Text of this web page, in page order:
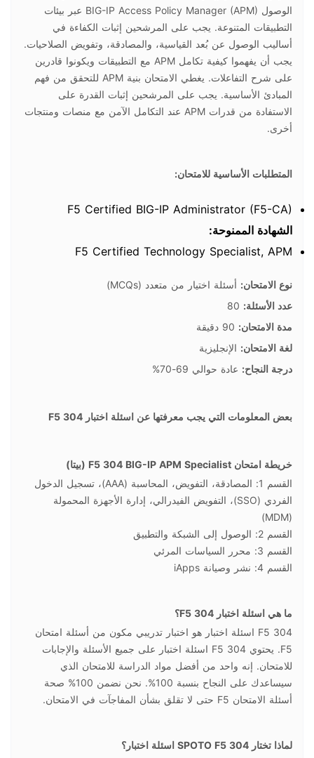
الوصول BIG-IP Access Policy Manager (APM) عبر بيئات
التطبيقات المتنوعة. يجب على المرشحين إثبات الكفاءة في
أساليب الوصول عن بُعد القياسية، والمصادقة، وتفويض الصلاحيات.
يجب أن يفهموا كيفية تكامل APM مع التطبيقات ويكونوا قادرين
على شرح التفاعلات. يغطي الامتحان بنية APM للتحقق من فهم
المبادئ الأساسية. يجب على المرشحين إثبات القدرة على
الاستفادة من قدرات APM عند التكامل الآمن مع منصات ومنتجات
أخرى.
المتطلبات الأساسية للامتحان:
F5 Certified BIG-IP Administrator (F5-CA)
الشهادة الممنوحة:
F5 Certified Technology Specialist, APM
نوع الامتحان: أسئلة اختيار من متعدد (MCQs)
عدد الأسئلة:
مدة الامتحان:
لغة الامتحان: الإنجليزية
درجة النجاح: عادة حوالي 69-70%
بعض المعلومات التي يجب معرفتها عن اسئلة اختبار F5 304
خريطة امتحان F5 304 BIG-IP APM Specialist (بيتا)
القسم 1: المصادقة، التفويض، المحاسبة (AAA)، تسجيل الدخول
الفردي (SSO)، التفويض الفيدرالي، إدارة الأجهزة المحمولة
(MDM)
القسم 2: الوصول إلى الشبكة والتطبيق
القسم 3: محرر السياسات المرئي
القسم 4: نشر وصيانة iApps
ما هي اسئلة اختبار F5 304؟
F5 304 اسئلة اختبار هو اختبار تدريبي مكون من أسئلة امتحان
F5. يحتوي F5 304 اسئلة اختبار على جميع الأسئلة والإجابات
للامتحان. إنه واحد من أفضل مواد الدراسة للامتحان الذي
سيساعدك على النجاح بنسبة 100%. نحن نضمن 100% صحة
أسئلة الامتحان F5 حتى لا تقلق بشأن المفاجآت في الامتحان.
لماذا تختار SPOTO F5 304 اسئلة اختبار؟